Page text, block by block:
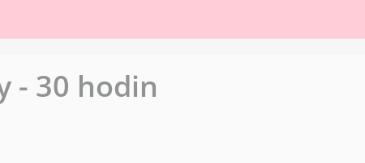
- 30 hodin